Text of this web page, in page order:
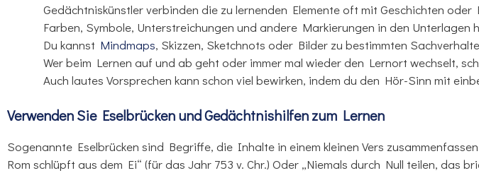
Gedächtniskünstler verbinden die zu lernenden Elemente oft mit Geschichten
Farben, Symbole, Unterstreichungen und andere Markierungen in den Unterlagen
Du kannst Mindmaps, Skizzen, Sketchnots oder Bilder zu bestimmten
Wer beim Lernen auf und ab geht oder immer mal wieder den Lernort wechselt,
Auch lautes Vorsprechen kann schon viel bewirken, indem du den Hör-Sinn mit
Verwenden Sie Eselbrücken und Gedächtnishilfen zum Lernen
Sogenannte Eselbrücken sind Begriffe, die Inhalte in einem kleinen Vers
Rom schlüpft aus dem Ei“ (für das Jahr 753 v. Chr.) Oder „Niemals durch Null teilen,